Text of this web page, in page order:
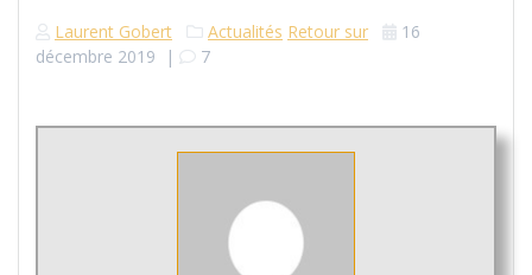
Laurent Gobert Actualités Retour sur
16
décembre 2019 | 7